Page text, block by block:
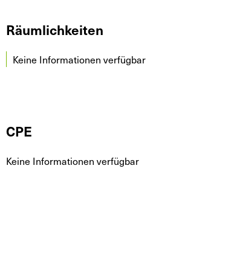
Räumlichkeiten
Keine Informationen verfügbar
CPE
Keine Informationen verfügbar